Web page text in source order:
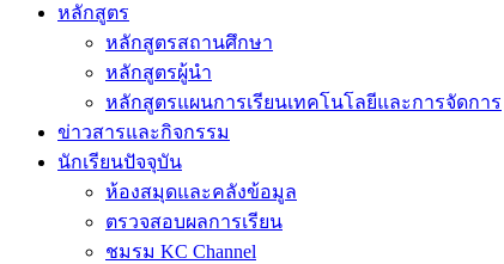
หลักสูตร
หลักสูตรสถานศึกษา
หลักสูตรผู้นำ
หลักสูตรแผนการเรียนเทคโนโลยีและการจัดการ
ข่าวสารและกิจกรรม
นักเรียนปัจจุบัน
ห้องสมุดและคลังข้อมูล
ตรวจสอบผลการเรียน
ชมรม KC Channel